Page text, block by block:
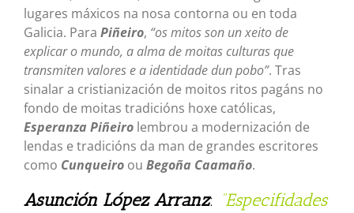
lugares máxicos na nosa contorna ou en toda
Galicia. Para Piñeiro, “os mitos son un xeito de
explicar o mundo, a alma de moitas culturas que
transmiten valores e a identidade dun pobo”. Tras
sinalar a cristianización de moitos ritos pagáns no
fondo de moitas tradicións hoxe católicas,
Esperanza Piñeirolembrou a modernización de
lendas e tradicións da man de grandes escritores
como Cunqueiroou Begoña Caamaño.
Asunción López Arranz: “Especifidades